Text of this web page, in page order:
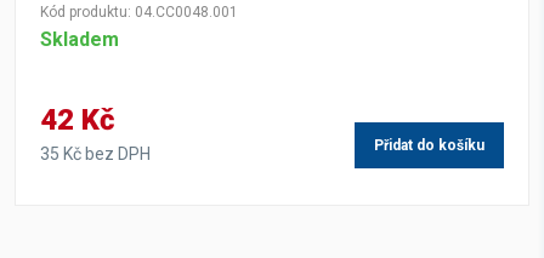
Kód produktu: 04.CC0048.001
Skladem
42 Kč
35 Kč bez DPH Přidat do košíku